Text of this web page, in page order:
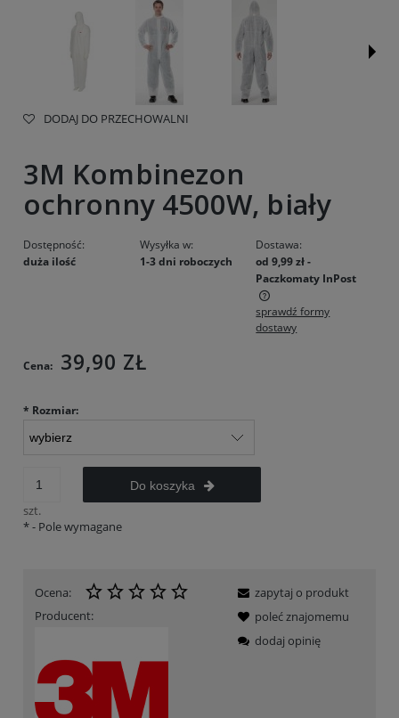
DODAJ DO PRZECHOWALNI
3M Kombinezon
ochronny 4500W, biały
Dostępność:
duża ilość
Wysyłka w:
1-3 dni roboczych
Dostawa:
od 9,99 zł-
Paczkomaty InPost
Cena nie zawiera ewentualnych kosztów płatności
sprawdź formy
dostawy
Cena: 39,90 ZŁ
* Rozmiar:
szt.
Do koszyka
*- Pole wymagane
Ocena:
Producent:
zapytaj o produkt
poleć znajomemu
dodaj opinię